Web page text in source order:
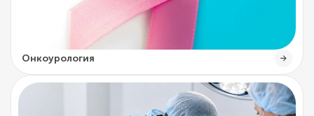
Онкоурология